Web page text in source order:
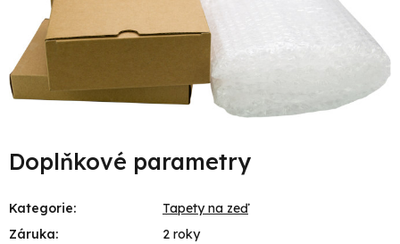
Doplňkové parametry
Kategorie:
Tapety na zeď
Záruka:
2 roky